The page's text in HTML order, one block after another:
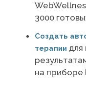
3000
Создать
терапии
на приборе